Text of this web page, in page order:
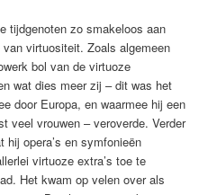
tijdgenoten zo smakeloos aan
virtuositeit. Zoals algemeen
bol van de virtuoze
wat dies meer zij – dit was het
door Europa, en waarmee hij een
veel vrouwen – veroverde. Verder
hij opera’s en symfonieën
virtuoze extra’s toe te
Het kwam op velen over als